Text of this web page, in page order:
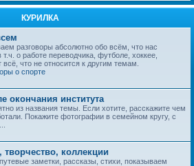
КУРИЛКА
разговоры абсолютно обо всём, что нас
т.ч. о работе переводчика, футболе, хоккее,
что не относится к другим темам.
о спорте
окончания института
из названия темы. Если хотите, расскажите чем
Покажите фотографии в семейном кругу, с
коллекции
заметки, рассказы, стихи, показываем